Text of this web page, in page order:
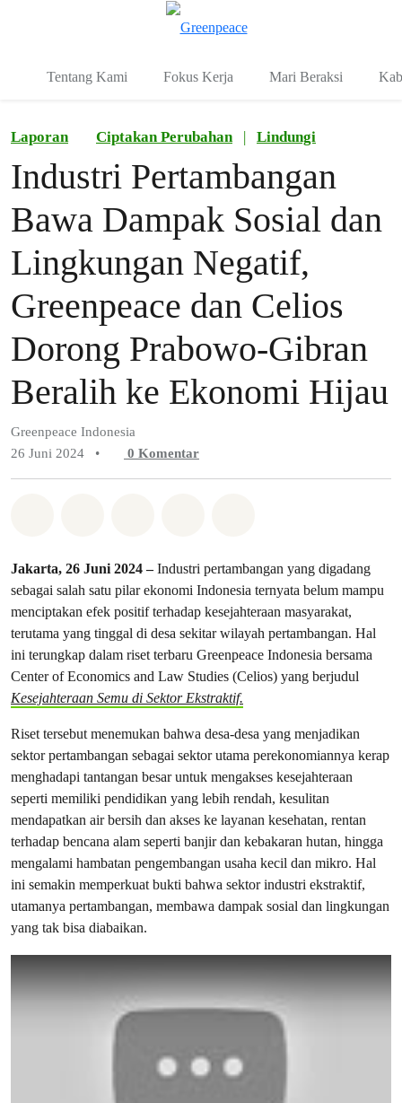
Tentang Kami Fokus Kerja Mari Beraksi
Laporan Ciptakan Perubahan | Lindungi
Industri Pertambangan
Bawa Dampak Sosial dan
Lingkungan Negatif,
Greenpeace dan Celios
Dorong Prabowo-Gibran
Beralih ke Ekonomi Hijau
Greenpeace Indonesia
26 Juni 2024
• 0 Komentar
Jakarta, 26 Juni 2024 –Industri pertambangan yang digadang
sebagai salah satu pilar ekonomi Indonesia ternyata belum mampu
menciptakan efek positif terhadap kesejahteraan masyarakat,
terutama yang tinggal di desa sekitar wilayah pertambangan. Hal
ini terungkap dalam riset terbaru Greenpeace Indonesia bersama
Center of Economics and Law Studies (Celios) yang berjudul
Kesejahteraan Semu di Sektor Ekstraktif.
Riset tersebut menemukan bahwa desa-desa yang menjadikan
sektor pertambangan sebagai sektor utama perekonomiannya kerap
menghadapi tantangan besar untuk mengakses kesejahteraan
seperti memiliki pendidikan yang lebih rendah, kesulitan
mendapatkan air bersih dan akses ke layanan kesehatan, rentan
terhadap bencana alam seperti banjir dan kebakaran hutan, hingga
mengalami hambatan pengembangan usaha kecil dan mikro. Hal
ini semakin memperkuat bukti bahwa sektor industri ekstraktif,
utamanya pertambangan, membawa dampak sosial dan lingkungan
yang tak bisa diabaikan.